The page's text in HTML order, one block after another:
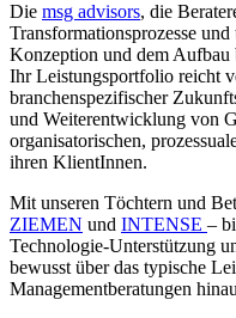
Die msg advisors, die
Transformationsprozesse
Konzeption und dem Aufbau
Ihr Leistungsportfolio reicht
branchenspezifischer
und Weiterentwicklung von
organisatorischen,
ihren KlientInnen.
Mit unseren Töchtern und
ZIEMEN und INTENSE –
Technologie-​​Unterstützung
bewusst über das typische
Managementberatungen